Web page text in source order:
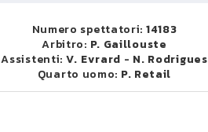
Numero spettatori: 14183
Arbitro: P. Gaillouste
Assistenti: V. Evrard - N. Rodrigues
Quarto uomo: P. Retail